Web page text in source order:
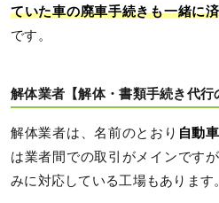
ていた車の廃車手続きも一緒に
です。
解体業者【解体・書類手続き代行
解体業者は、名前のとおり 自動
は業者間での取引がメインです
みに対応している工場もあります